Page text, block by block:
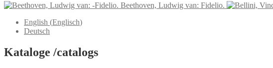
Beethoven, Ludwig van: Fidelio.
English (Englisch)
Deutsch
Kataloge /catalogs